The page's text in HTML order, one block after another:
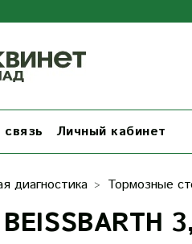
Личный кабинет
диагностика Тормозные